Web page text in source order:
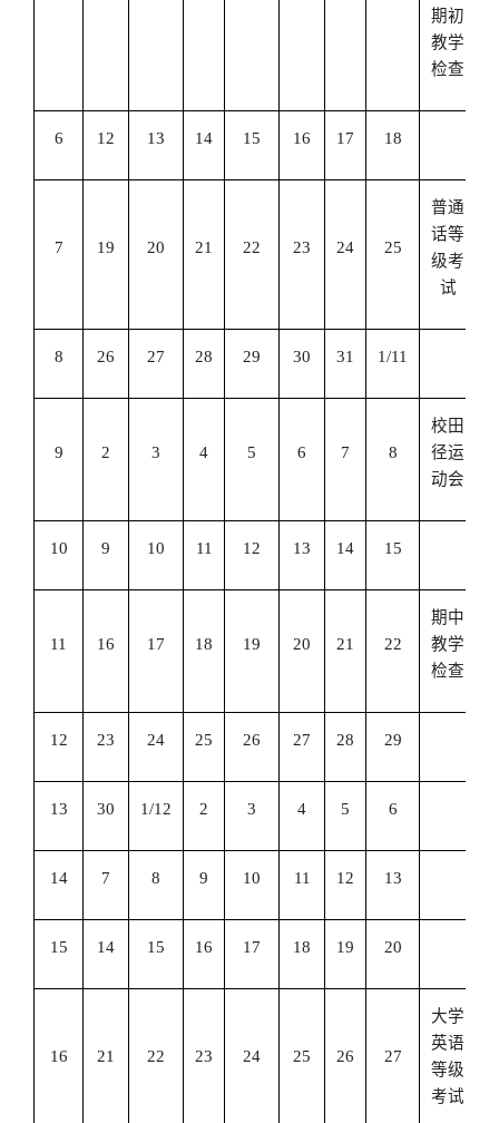
期初
教学
检查
6 12 13 14 15 16 17 18
7 19 20 21 22 23 24 25
普通
话等
级考
试
8 26 27 28 29 30 31 1/11
9 2 3 4 5 6 7 8
校田
径运
动会
10 9 10 11 12 13 14 15
11 16 17 18 19 20 21 22
期中
教学
检查
12 23 24 25 26 27 28 29
13 30 1/12 2 3 4 5 6
14 7 8 9 10 11 12 13
15 14 15 16 17 18 19 20
16 21 22 23 24 25 26 27
大学
英语
等级
考试